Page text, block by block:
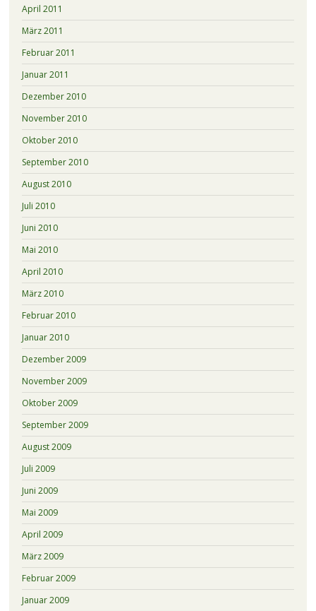
April 2011
März 2011
Februar 2011
Januar 2011
Dezember 2010
November 2010
Oktober 2010
September 2010
August 2010
Juli 2010
Juni 2010
Mai 2010
April 2010
März 2010
Februar 2010
Januar 2010
Dezember 2009
November 2009
Oktober 2009
September 2009
August 2009
Juli 2009
Juni 2009
Mai 2009
April 2009
März 2009
Februar 2009
Januar 2009